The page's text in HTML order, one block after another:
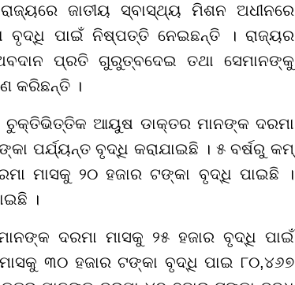
ଜାତୀୟ ସ୍ବାସ୍ଥ୍ୟ ମିଶନ ଅଧୀନରେ
ବୃଦ୍ଧି ପାଇଁ ନିଷ୍ପତ୍ତି ନେଇଛନ୍ତି । ରାଜ୍ୟର
ପ୍ରତି ଗୁରୁତ୍ବଦେଇ ତଥା ସେମାନଙ୍କୁ
କରିଛନ୍ତି ।
ଚୁକ୍ତିଭିତ୍ତିକ ଆୟୁଷ ଡାକ୍ତର ମାନଙ୍କ ଦରମା
ପର୍ଯ୍ୟନ୍ତ ବୃଦ୍ଧି କରାଯାଇଛି । ୫ ବର୍ଷରୁ କମ୍
ମାସକୁ ୨୦ ହଜାର ଟଙ୍କା ବୃଦ୍ଧି ପାଇଛି ।
।
ଦରମା ମାସକୁ ୨୫ ହଜାର ବୃଦ୍ଧି ପାଇଁ
୩୦ ହଜାର ଟଙ୍କା ବୃଦ୍ଧି ପାଇ ୮୦,୪୬୭